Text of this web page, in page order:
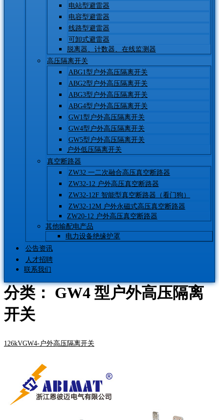
电站型避雷器
电容型避雷器
线路型避雷器
可卸式避雷器
脱离器、计数器、在线监测器
高压隔离开关
ABG1型户外高压隔离开关
ABG2型户外高压隔离开关
ABG3型户外高压隔离开关
ABG4型户外高压隔离开关
GW1型户外高压隔离开关
GW4型户外高压隔离开关
GW5型户外高压隔离开关
户外低压隔离开关
真空断路器
ZW32 一二次融合高压真空断路器
ZW32-12 户外高压真空断路器
ZW32-12F 智能型真空断路器（看门狗）
ZW32-12M 户外永磁式高压真空断路器
ZW20-12 户外高压真空断路器
其他输配电产品
电力设备绝缘护罩
公告资讯
人才招聘
联系我们
分类： GW4 型户外高压隔离
开关
126kVGW4-户外高压隔离开关